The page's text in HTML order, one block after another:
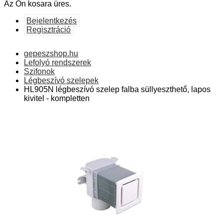
Az Ön kosara üres.
Bejelentkezés
Regisztráció
gepeszshop.hu
Lefolyó rendszerek
Szifonok
Légbeszívó szelepek
HL905N légbeszívó szelep falba süllyeszthető, lapos
kivitel - kompletten